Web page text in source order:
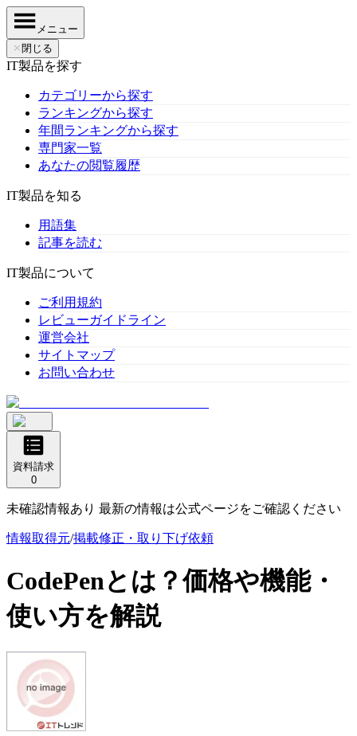
メニュー
✕ 閉じる
IT製品を探す
カテゴリーから探す
ランキングから探す
年間ランキングから探す
専門家一覧
あなたの閲覧履歴
IT製品を知る
用語集
記事を読む
IT製品について
ご利用規約
レビューガイドライン
運営会社
サイトマップ
お問い合わせ
資料請求
0
未確認情報あり 最新の情報は公式ページをご確認ください
情報取得元/掲載修正・取り下げ依頼
CodePenとは？価格や機能・
使い方を解説